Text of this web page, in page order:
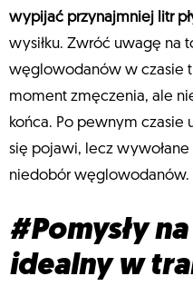
wypijać przynajmniej litr
wysiłku. Zwróć uwagę na
węglowodanów w czasie
moment zmęczenia, ale
końca. Po pewnym
się pojawi, lecz
niedobór węglowodanów.
#Pomysły
idealny w